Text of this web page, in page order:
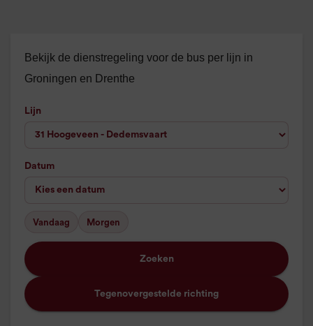
Bekijk de dienstregeling voor de bus per lijn in
Groningen en Drenthe
Lijn
Datum
Vandaag Morgen
Zoeken
Tegenovergestelde richting